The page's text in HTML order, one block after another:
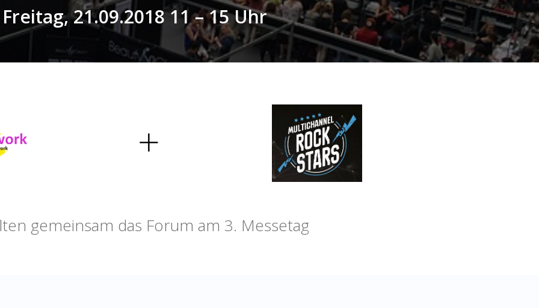
Freitag, 21.09.2018 11 – 15 Uhr
gemeinsam das Forum am 3. Messetag